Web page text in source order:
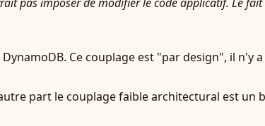
Ce couplage est "par design", il n'y
part le couplage faible architectural est un